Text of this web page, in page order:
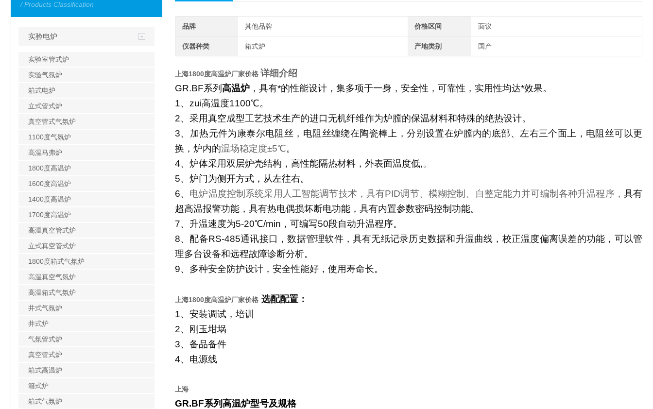
/ Products Classification
实验电炉
实验室管式炉
实验气氛炉
箱式电炉
立式管式炉
真空管式气氛炉
1100度气氛炉
高温马弗炉
1800度高温炉
1600度高温炉
1400度高温炉
1700度高温炉
高温真空管式炉
立式真空管式炉
1800度箱式气氛炉
高温真空气氛炉
高温箱式气氛炉
井式气氛炉
井式炉
气氛管式炉
真空管式炉
箱式高温炉
箱式炉
箱式气氛炉
品牌 其他品牌 价格区间 面议
仪器种类 箱式炉 产地类别 国产
上海1800度高温炉厂家价格 详细介绍
GR.BF系列 高温炉 ，具有*的性能设计，集多项于一身，安全性，可靠性，实用性均达*效果。
1、zui高温度1100℃。
2、采用真空成型工艺技术生产的进口无机纤维作为炉膛的保温材料和特殊的绝热设计。
3、加热元件为康泰尔电阻丝，电阻丝缠绕在陶瓷棒上，分别设置在炉膛内的底部、左右三个面上，电阻丝可以更
换，炉内的温场稳定度±5℃。
4、炉体采用双层炉壳结构，高性能隔热材料，外表面温度低,。
5、 炉门为侧开方式，从左往右。
6、 电炉温度控制系统采用人工智能调节技术，具有PID调节、模糊控制、自整定能力并可编制各种升温程序， 具有
超高温报警功能，具有热电偶损坏断电功能，具有内置参数密码控制功能。
7、升温速度为5-20℃/min ，可编写50段自动升温程序。
8、配备RS-485通讯接口，数据管理软件，具有无纸记录历史数据和升温曲线，校正温度偏离误差的功能，可以管
理多台设备和远程故障诊断分析。
9、多种安全防护设计，安全性能好，使用寿命长。
上海1800度高温炉厂家价格 选配配置：
1、安装调试，培训
2、刚玉坩埚
3、备品备件
4、电源线
上海
GR.BF系列高温炉型号及规格